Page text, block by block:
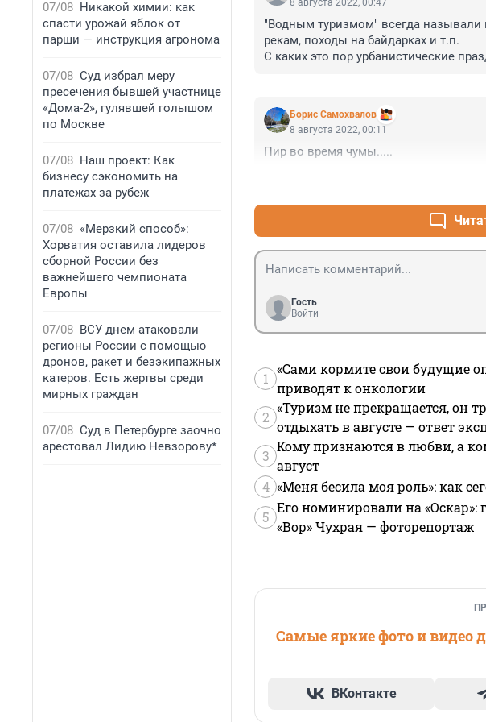
07/08 Никакой химии: как
спасти урожай яблок от
парши — инструкция агронома
07/08 Суд избрал меру
пресечения бывшей участнице
«Дома-2», гулявшей голышом
по Москве
07/08 Наш проект: Как
бизнесу сэкономить на
платежах за рубеж
07/08 «Мерзкий способ»:
Хорватия оставила лидеров
сборной России без
важнейшего чемпионата
Европы
07/08 ВСУ днем атаковали
регионы России с помощью
дронов, ракет и безэкипажных
катеров. Есть жертвы среди
мирных граждан
07/08 Суд в Петербурге заочно
арестовал Лидию Невзорову*
8 августа 2022, 00:47
"Водным туризмом" всегда
рекам, походы на байдарках и т.п.
С каких это пор урбанистические
Борис Самохвалов
8 августа 2022, 00:11
Пир во время чумы.....
Гость
Войти
1
«Сами кормите свои будущие
приводят к онкологии
2
«Туризм не прекращается, он
отдыхать в августе — ответ
3
Кому признаются в любви, а
август
4 «Меня бесила моя роль»: как
5
Его номинировали на «Оскар»:
«Вор» Чухрая — фоторепортаж
Самые яркие фото и видео
ВКонтакте